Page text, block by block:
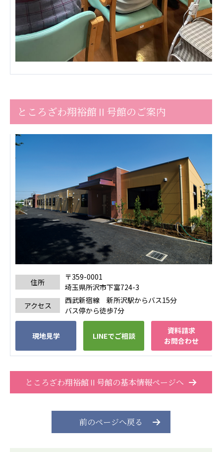
株式会社エネクト 株式会社 G.com R＆M
海外
美迪克（上海）商务咨询有限公司
共生（大連）商務諮詢有限公司
Angkor-Japan Friendship International
Hospital
クヴィアン小学校・カンボジア日本友好共生クヴ
ィアン中学校
カンボジア日本友好技術教育センター
NGO共生の家
G-COM JOINT STOCK COMPANY
海外子会社・合弁会社
瀋陽長者会
上海介護施設
広州谷豊園
ところざわ翔裕館Ⅱ号館のご案内
住所
〒359-0001
埼玉県所沢市下富724-3
アクセス
西武新宿線 新所沢駅からバス15分
バス停から徒歩7分
現地見学 LINEでご相談
資料請求
お問合わせ
ところざわ翔裕館Ⅱ号館の基本情報ページへ
前のページへ戻る